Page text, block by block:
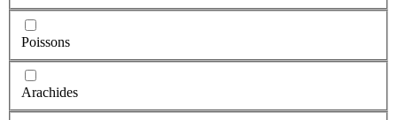
Poissons
Arachides